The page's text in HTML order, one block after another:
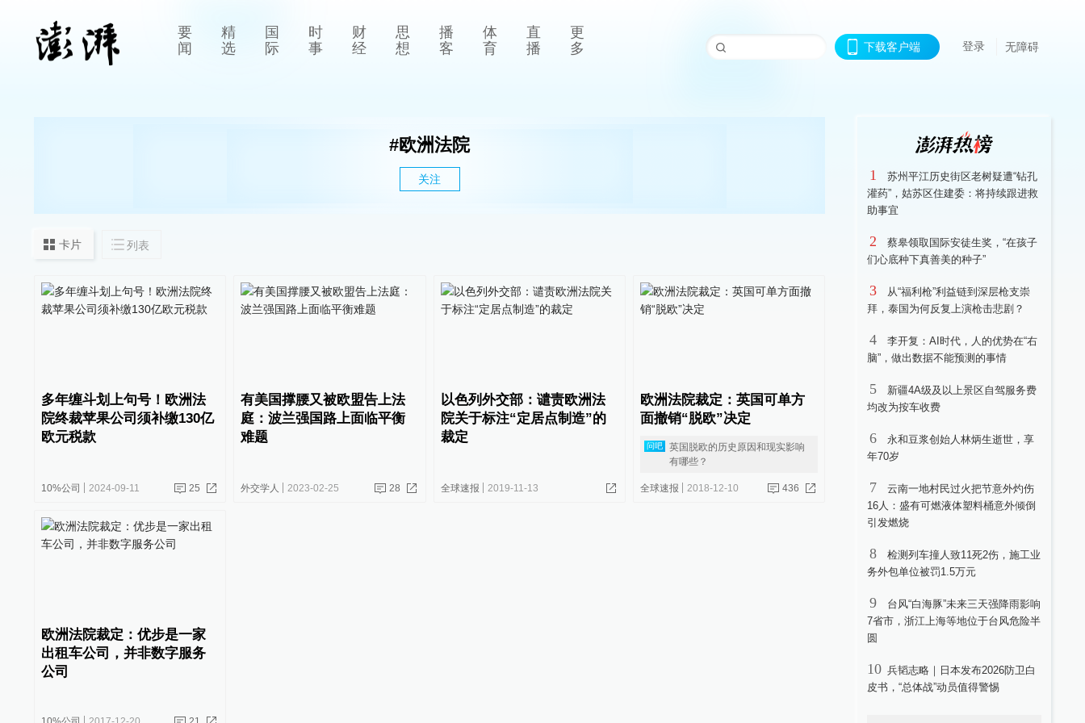
要
闻
精
选
国
际
时
事
财
经
思
想
播
客
体
育
直
播
更
多
下载客户端 登录 无障碍
#欧洲法院
关注
卡片 列表
多年缠斗划上句号！欧洲法
院终裁苹果公司须补缴130亿
欧元税款
10%公司 2024-09-11 25
有美国撑腰又被欧盟告上法
庭：波兰强国路上面临平衡
难题
外交学人 2023-02-25 28
以色列外交部：谴责欧洲法
院关于标注“定居点制造”的
裁定
全球速报 2019-11-13
欧洲法院裁定：英国可单方
面撤销“脱欧”决定
问吧
英国脱欧的历史原因和现实影响
有哪些？
全球速报 2018-12-10 436
欧洲法院裁定：优步是一家
出租车公司，并非数字服务
公司
1
苏州平江历史街区老树疑遭“钻孔
灌药”，姑苏区住建委：将持续跟进救
助事宜
2
蔡皋领取国际安徒生奖，“在孩子
们心底种下真善美的种子”
3
从“福利枪”利益链到深层枪支崇
拜，泰国为何反复上演枪击悲剧？
4
李开复：AI时代，人的优势在“右
脑”，做出数据不能预测的事情
5
新疆4A级及以上景区自驾服务费
均改为按车收费
6
永和豆浆创始人林炳生逝世，享
年70岁
7
云南一地村民过火把节意外灼伤
16人：盛有可燃液体塑料桶意外倾倒
引发燃烧
8
检测列车撞人致11死2伤，施工业
务外包单位被罚1.5万元
9
台风“白海豚”未来三天强降雨影响
7省市，浙江上海等地位于台风危险半
圆
10 兵韬志略｜日本发布2026防卫白
皮书，“总体战”动员值得警惕